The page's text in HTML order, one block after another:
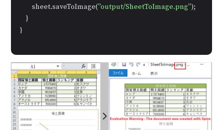
        sheet.saveToImage(
"output/SheetToImage.png");
    }
}